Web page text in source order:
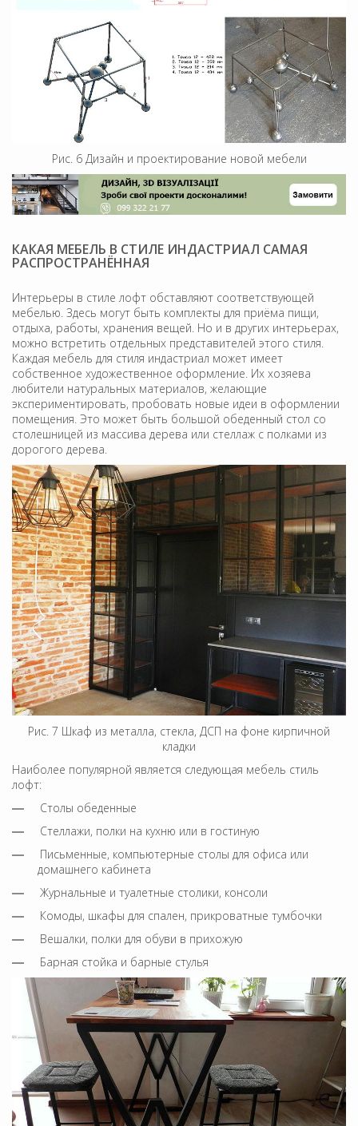
Рис. 6 Дизайн и проектирование новой мебели
КАКАЯ МЕБЕЛЬ В СТИЛЕ ИНДАСТРИАЛ САМАЯ
РАСПРОСТРАНЁННАЯ
Интерьеры в стиле лофт обставляют соответствующей
мебелью. Здесь могут быть комплекты для приёма пищи,
отдыха, работы, хранения вещей. Но и в других интерьерах,
можно встретить отдельных представителей этого стиля.
Каждая мебель для стиля индастриал может имеет
собственное художественное оформление. Их хозяева
любители натуральных материалов, желающие
экспериментировать, пробовать новые идеи в оформлении
помещения. Это может быть большой обеденный стол со
столешницей из массива дерева или стеллаж с полками из
дорогого дерева.
Рис. 7 Шкаф из металла, стекла, ДСП на фоне кирпичной
кладки
Наиболее популярной является следующая мебель стиль
лофт:
Столы обеденные
Стеллажи, полки на кухню или в гостиную
Письменные, компьютерные столы для офиса или
домашнего кабинета
Журнальные и туалетные столики, консоли
Комоды, шкафы для спален, прикроватные тумбочки
Вешалки, полки для обуви в прихожую
Барная стойка и барные стулья